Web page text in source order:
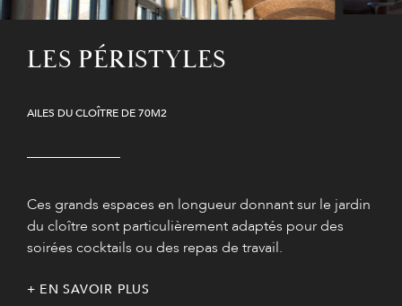
LES PÉRISTYLES
AILES DU CLOÎTRE DE 70M2
Ces grands espaces en longueur donnant sur le jardin
du cloître sont particulièrement adaptés pour des
soirées cocktails ou des repas de travail.
EN SAVOIR PLUS